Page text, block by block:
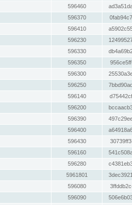
596460
596370
596410
596230
596330
596350
596300
596250
596140
596200
596390
596400
596430
596160
596280
5961801
596080
596090